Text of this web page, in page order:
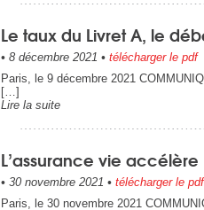
Le taux du Livret A, le
• 8 décembre 2021 • télécharger le pdf
Paris, le 9 décembre 2021
[…]
Lire la suite
L’assurance vie accélère
• 30 novembre 2021 • télécharger le pdf
Paris, le 30 novembre 2021